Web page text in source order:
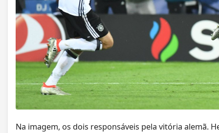
Na imagem, os dois responsáveis pela vitória alemã.